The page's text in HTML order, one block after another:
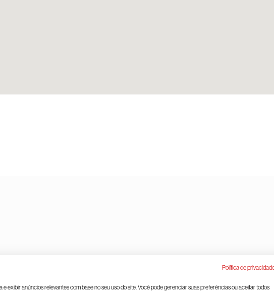
Política de
exibir anúncios relevantes com base no seu uso do site. Você pode gerenciar suas preferências ou aceitar todos